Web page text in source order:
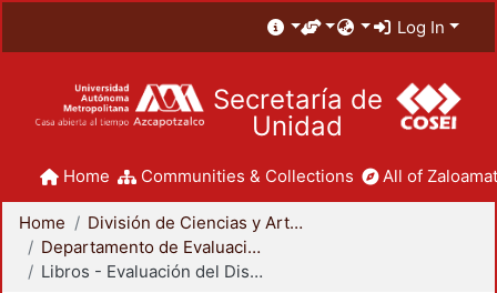
Log In
Secretaría de
Unidad
Home Communities & Collections All of
Home
División de Ciencias y Artes para el Diseño
Departamento de Evaluación del Diseño en el Tiempo
Libros - Evaluación del Diseño en el Tiempo